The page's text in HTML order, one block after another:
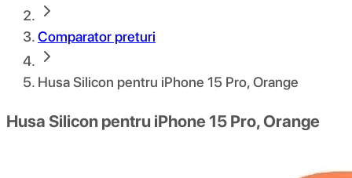
Comparator preturi
Husa Silicon pentru iPhone 15 Pro, Orange
Husa Silicon pentru iPhone 15 Pro, Orange